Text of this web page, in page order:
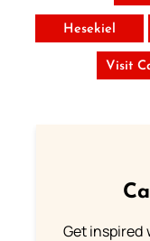
Hesekiel
Visit
Get